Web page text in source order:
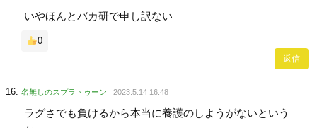
いやほんとバカ研で申し訳ない
0
返信
名無しのスプラトゥーン 2023.5.14 16:48
ラグさでも負けるから本当に養護のしようがないという